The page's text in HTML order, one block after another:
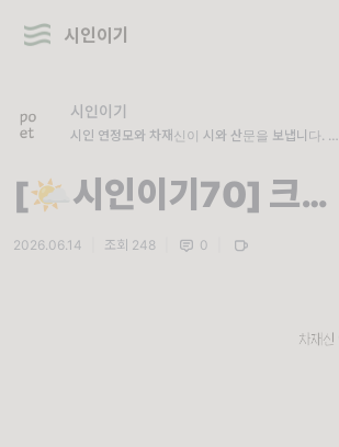
시인이기
시인이기
시인 연정모와 차재신이 시와 산문을 보냅니다. 이
[🌤️시인이기70] 크…
2026.06.14 조회 248 0